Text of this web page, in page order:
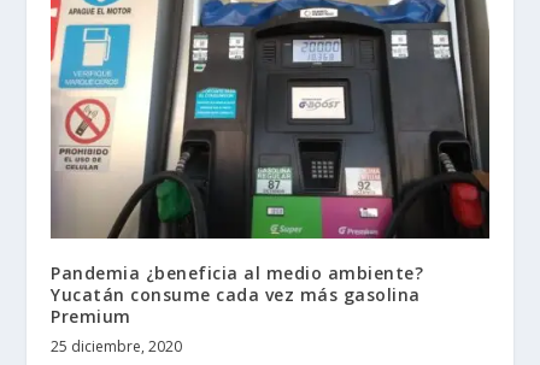
Pandemia ¿beneficia al medio ambiente?
Yucatán consume cada vez más gasolina
Premium
25 diciembre, 2020